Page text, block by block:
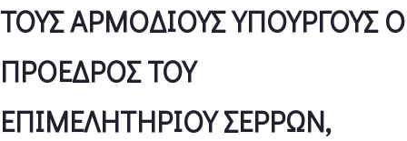
ΤΟΥΣ ΑΡΜΟΔΙΟΥΣ ΥΠΟΥΡΓΟΥΣ Ο
ΠΡΟΕΔΡΟΣ ΤΟΥ
ΕΠΙΜΕΛΗΤΗΡΙΟΥ ΣΕΡΡΩΝ,